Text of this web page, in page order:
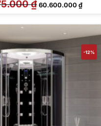
₫ Giá
gốc
là:
60.600.000₫Giá
hiện
tại
-12%